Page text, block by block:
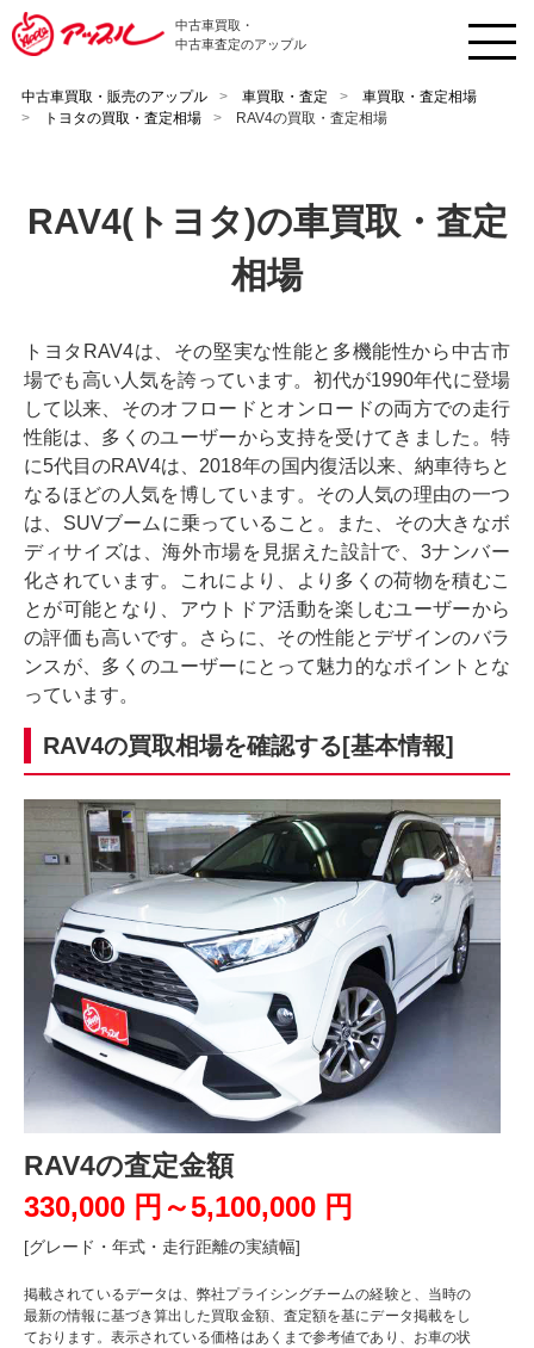
中古車買取・
中古車査定のアップル
中古車買取・販売のアップル 車買取・査定
車買取・査定相場
トヨタの買取・査定相場
RAV4の買取・査定相場
RAV4(トヨタ)の車買取・査定
相場
トヨタRAV4は、その堅実な性能と多機能性から中古市
場でも高い人気を誇っています。初代が1990年代に登場
して以来、そのオフロードとオンロードの両方での走行
性能は、多くのユーザーから支持を受けてきました。特
に5代目のRAV4は、2018年の国内復活以来、納車待ちと
なるほどの人気を博しています。その人気の理由の一つ
は、SUVブームに乗っていること。また、その大きなボ
ディサイズは、海外市場を見据えた設計で、3ナンバー
化されています。これにより、より多くの荷物を積むこ
とが可能となり、アウトドア活動を楽しむユーザーから
の評価も高いです。さらに、その性能とデザインのバラ
ンスが、多くのユーザーにとって魅力的なポイントとな
っています。
RAV4の買取相場を確認する[基本情報]
RAV4の査定金額
330,000 円～5,100,000 円
[グレード・年式・走行距離の実績幅]
掲載されているデータは、弊社プライシングチームの経験と、当時の
最新の情報に基づき算出した買取金額、査定額を基にデータ掲載をし
ております。表示されている価格はあくまで参考値であり、お車の状